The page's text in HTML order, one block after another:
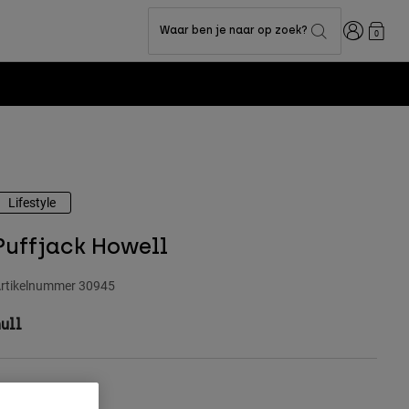
Waar ben je naar op zoek? Inloggen
0
Lifestyle
Howell
30945